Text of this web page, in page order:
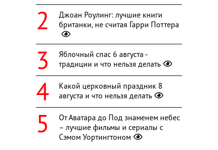
Джоан Роулинг: лучшие книги
британки, не считая Гарри Поттера
Яблочный спас 6 августа -
традиции и что нельзя делать
Какой церковный праздник 8
августа и что нельзя делать
От Аватара до Под знаменем небес
– лучшие фильмы и сериалы с
Сэмом Уортингтоном